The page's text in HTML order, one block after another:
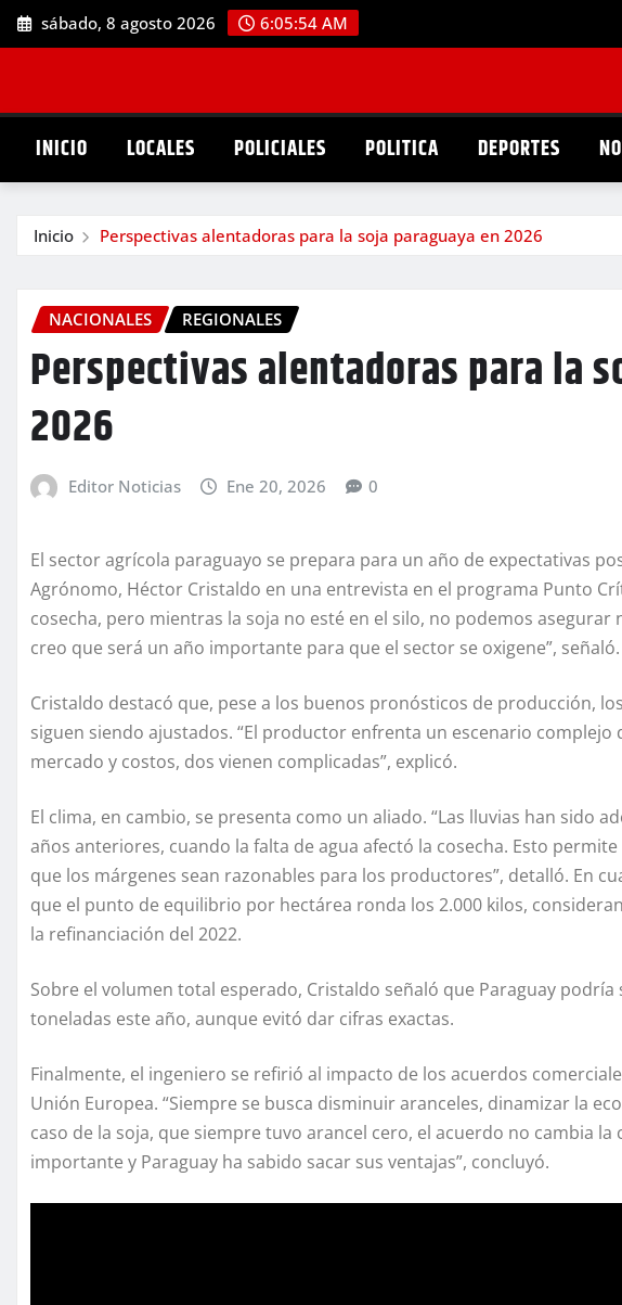
Saltar
al
sábado, 8 agosto 2026 6:05:55 AM
INICIO LOCALES POLICIALES POLITICA DEPORTES
Inicio Perspectivas alentadoras para la soja paraguaya en 2026
NACIONALES REGIONALES
Perspectivas alentadoras para la
2026
Editor Noticias Ene 20, 2026 0
El sector agrícola paraguayo se prepara para un año de expectativas
Agrónomo, Héctor Cristaldo en una entrevista en el programa Punto
cosecha, pero mientras la soja no esté en el silo, no podemos asegurar
creo que será un año importante para que el sector se oxigene”, señaló.
Cristaldo destacó que, pese a los buenos pronósticos de producción,
siguen siendo ajustados. “El productor enfrenta un escenario complejo
mercado y costos, dos vienen complicadas”, explicó.
El clima, en cambio, se presenta como un aliado. “Las lluvias han sido
años anteriores, cuando la falta de agua afectó la cosecha. Esto
que los márgenes sean razonables para los productores”, detalló. En
que el punto de equilibrio por hectárea ronda los 2.000 kilos,
la refinanciación del 2022.
Sobre el volumen total esperado, Cristaldo señaló que Paraguay
toneladas este año, aunque evitó dar cifras exactas.
Finalmente, el ingeniero se refirió al impacto de los acuerdos
Unión Europea. “Siempre se busca disminuir aranceles, dinamizar la
caso de la soja, que siempre tuvo arancel cero, el acuerdo no cambia la
importante y Paraguay ha sabido sacar sus ventajas”, concluyó.